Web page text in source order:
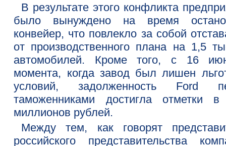
В результате этого конфликта
было вынуждено на время
конвейер, что повлекло за собой
от производственного плана на 1,5
автомобилей. Кроме того, с 16
момента, когда завод был лишен
условий, задолженность Ford
таможенниками достигла отметки
миллионов рублей.
Между тем, как говорят
российского представительства